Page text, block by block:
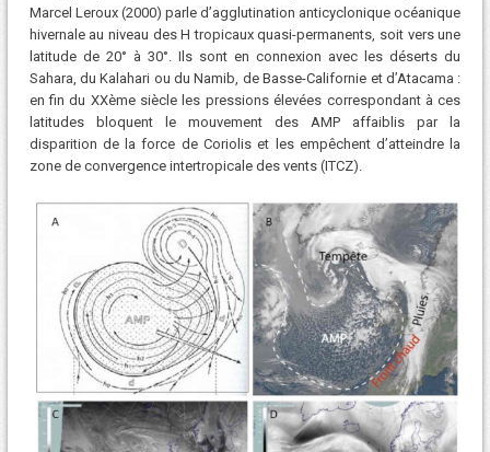
Marcel Leroux (2000) parle d’agglutination anticyclonique océanique
hivernale au niveau des H tropicaux quasi-permanents, soit vers une
latitude de 20° à 30°. Ils sont en connexion avec les déserts du
Sahara, du Kalahari ou du Namib, de Basse-Californie et d’Atacama :
en fin du XXème siècle les pressions élevées correspondant à ces
latitudes bloquent le mouvement des AMP affaiblis par la
disparition de la force de Coriolis et les empêchent d’atteindre la
zone de convergence intertropicale des vents (ITCZ).